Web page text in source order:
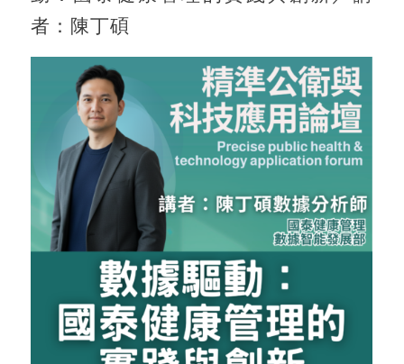
者：陳丁碩